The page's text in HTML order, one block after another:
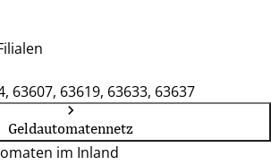
63607, 63619, 63633, 63637
Geldautomatennetz
im Inland